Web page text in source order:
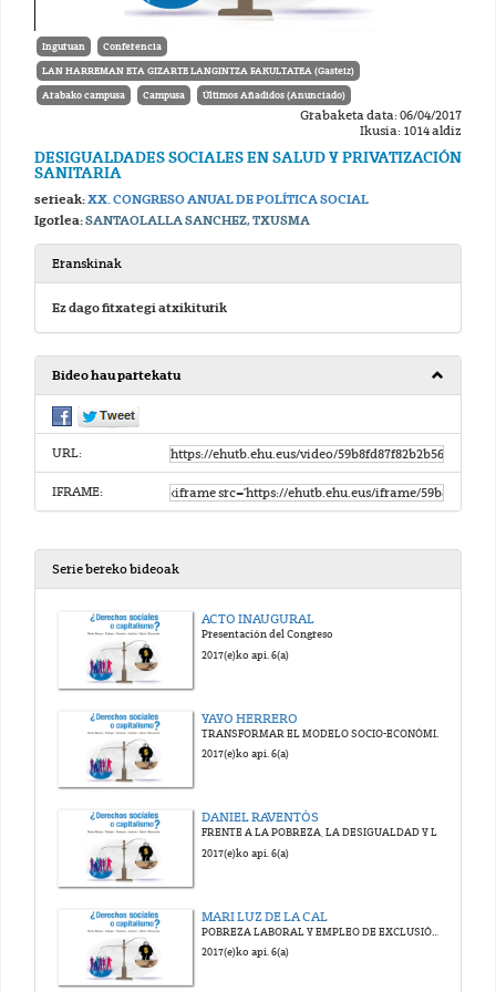
Inguruan Conferencia
LAN HARREMAN ETA GIZARTE LANGINTZA FAKULTATEA (Gasteiz)
Arabako campusa Campusa Últimos Añadidos (Anunciado)
Grabaketa data: 06/04/2017
Ikusia: 1014 aldiz
DESIGUALDADES SOCIALES EN SALUD Y PRIVATIZACIÓN
SANITARIA
serieak:XX. CONGRESO ANUAL DE POLÍTICA SOCIAL
Igorlea:SANTAOLALLA SANCHEZ, TXUSMA
Eranskinak
Ez dago fitxategi atxikiturik
Bideo hau partekatu
URL:
IFRAME:
Serie bereko bideoak
ACTO INAUGURAL
Presentación del Congreso
2017(e)ko api. 6(a)
YAYO HERRERO
TRANSFORMAR EL MODELO SOCIO-ECONÓMICO CAPITALISTA DESDE EL ECO-FEMINISMO
2017(e)ko api. 6(a)
DANIEL RAVENTÓS
FRENTE A LA POBREZA, LA DESIGUALDAD Y LA EXCLUSIÓN: LA RENTA BÁSICA COMO EXISTENCIA MATERIAL DE TODA LA POBLACION
2017(e)ko api. 6(a)
MARI LUZ DE LA CAL
POBREZA LABORAL Y EMPLEO DE EXCLUSIÓN. SECTORES VULNERABLES: ESPECIAL REFERENCIA A LAS MUJERES
2017(e)ko api. 6(a)